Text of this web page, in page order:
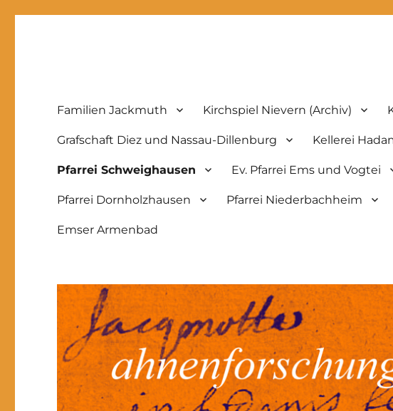
Familien Jackmuth Kirchspiel Nievern (Archiv)
Grafschaft Diez und Nassau-Dillenburg Kellerei
Pfarrei Schweighausen Ev. Pfarrei Ems und Vogtei
Pfarrei Dornholzhausen Pfarrei Niederbachheim
Emser Armenbad